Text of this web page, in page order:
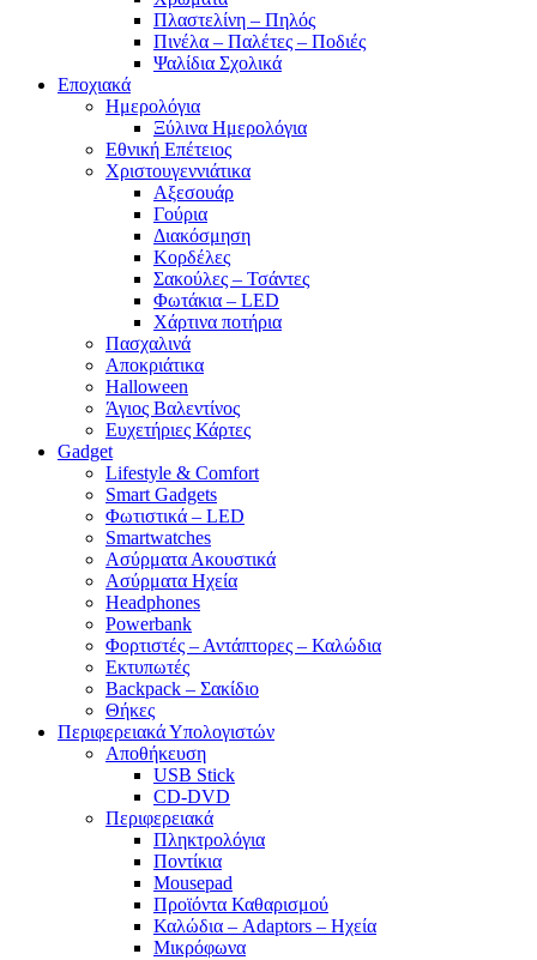
Πλαστελίνη – Πηλός
Πινέλα – Παλέτες – Ποδιές
Ψαλίδια Σχολικά
Εποχιακά
Ημερολόγια
Ξύλινα Ημερολόγια
Εθνική Επέτειος
Χριστουγεννιάτικα
Αξεσουάρ
Γούρια
Διακόσμηση
Κορδέλες
Σακούλες – Τσάντες
Φωτάκια – LED
Χάρτινα ποτήρια
Πασχαλινά
Αποκριάτικα
Halloween
Άγιος Βαλεντίνος
Ευχετήριες Κάρτες
Gadget
Lifestyle & Comfort
Smart Gadgets
Φωτιστικά – LED
Smartwatches
Ασύρματα Ακουστικά
Ασύρματα Ηχεία
Headphones
Powerbank
Φορτιστές – Αντάπτορες – Καλώδια
Εκτυπωτές
Backpack – Σακίδιο
Θήκες
Περιφερειακά Υπολογιστών
Αποθήκευση
USB Stick
CD-DVD
Περιφερειακά
Πληκτρολόγια
Ποντίκια
Mousepad
Προϊόντα Καθαρισμού
Καλώδια – Adaptors – Ηχεία
Μικρόφωνα